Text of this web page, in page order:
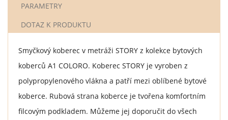
PARAMETRY
DOTAZ K PRODUKTU
Smyčkový koberec v metráži STORY z kolekce bytových
koberců A1 COLORO. Koberec STORY je vyroben z
polypropylenového vlákna a patří mezi oblíbené bytové
koberce. Rubová strana koberce je tvořena komfortním
filcovým podkladem. Můžeme jej doporučit do všech